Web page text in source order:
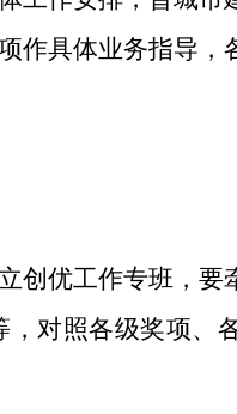
作具体业务指导，
创优工作专班，要
对照各级奖项、